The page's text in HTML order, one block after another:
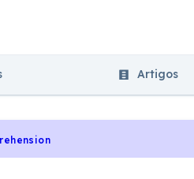
Artigos